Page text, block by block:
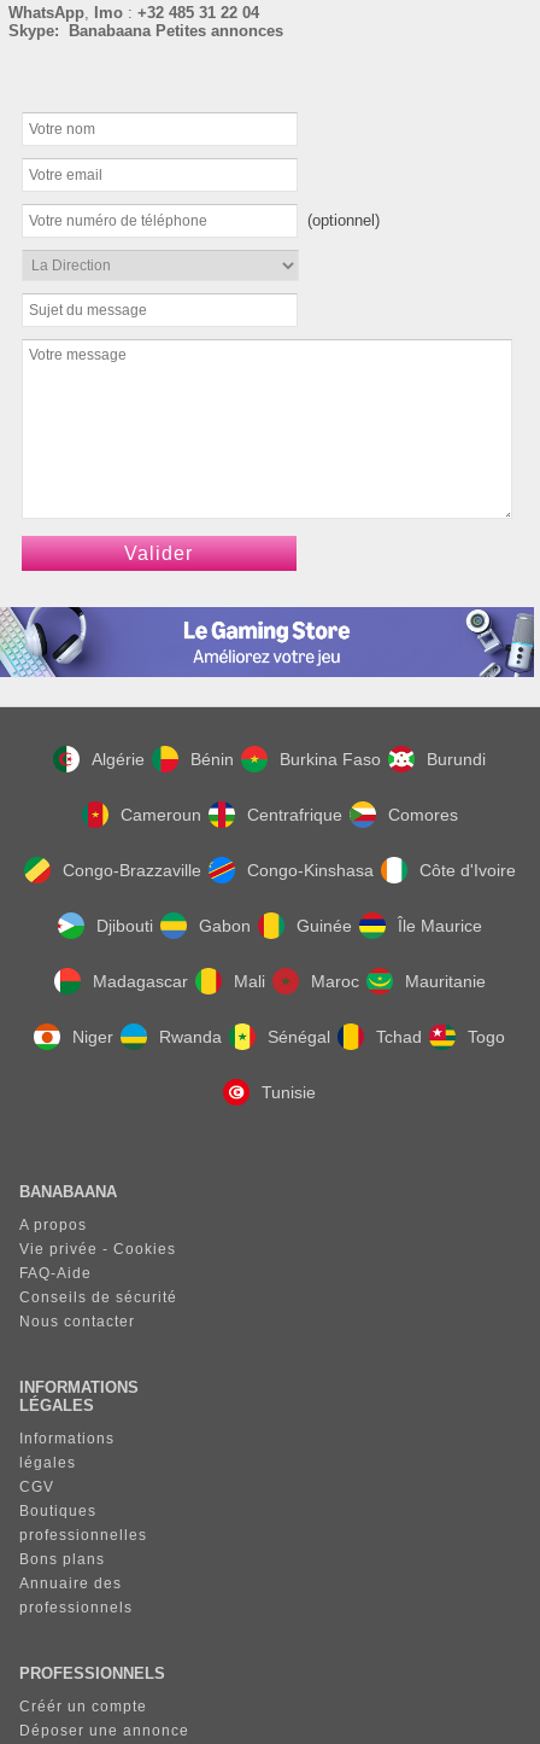
WhatsApp, Imo: +32 485 31 22 04
Skype: Banabaana Petites annonces
(optionnel)
Algérie Bénin Burkina Faso Burundi
Cameroun Centrafrique Comores
Congo-Brazzaville Congo-Kinshasa Côte d'Ivoire
Djibouti Gabon Guinée Île Maurice
Madagascar Mali Maroc Mauritanie
Niger Rwanda Sénégal Tchad Togo
Tunisie
BANABAANA
A propos
Vie privée - Cookies
FAQ-Aide
Conseils de sécurité
Nous contacter
INFORMATIONS
LÉGALES
Informations
légales
CGV
Boutiques
professionnelles
Bons plans
Annuaire des
professionnels
PROFESSIONNELS
Créér un compte
Déposer une annonce